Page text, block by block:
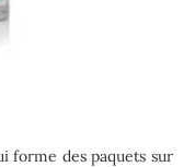
forme des paquets sur